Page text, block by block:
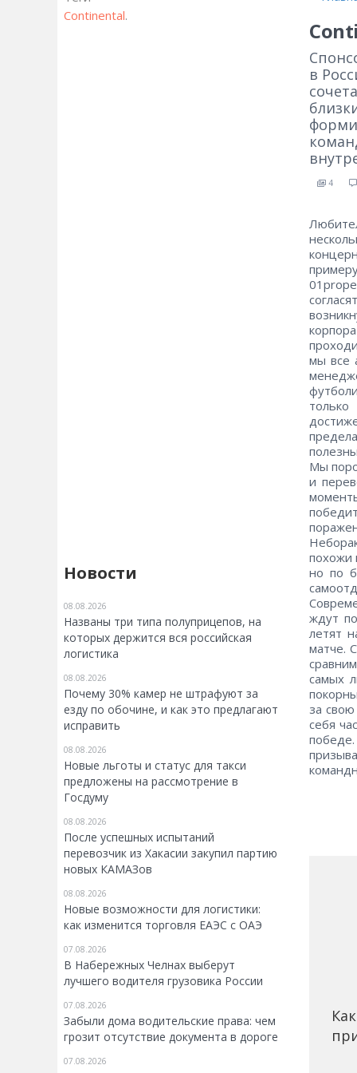
Continental.
Новости
08.08.2026
Названы три типа полуприцепов, на
которых держится вся российская
логистика
08.08.2026
Почему 30% камер не штрафуют за
езду по обочине, и как это предлагают
исправить
08.08.2026
Новые льготы и статус для такси
предложены на рассмотрение в
Госдуму
08.08.2026
После успешных испытаний
перевозчик из Хакасии закупил партию
новых КАМАЗов
08.08.2026
Новые возможности для логистики:
как изменится торговля ЕАЭС с ОАЭ
07.08.2026
В Набережных Челнах выберут
лучшего водителя грузовика России
07.08.2026
Забыли дома водительские права: чем
грозит отсутствие документа в дороге
07.08.2026
в
4
мы все
Мы
и
похожи
но по
ждут
летят
матче.
самых
за
себя